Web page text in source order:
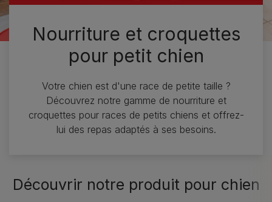
Nourriture et croquettes
pour petit chien
Votre chien est d'une race de petite taille ?
Découvrez notre gamme de nourriture et
croquettes pour races de petits chiens et offrez-
lui des repas adaptés à ses besoins.
Découvrir notre produit pour chien